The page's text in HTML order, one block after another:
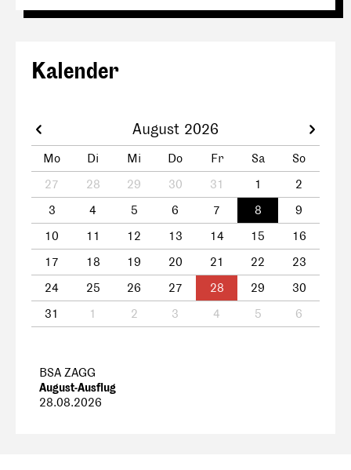
Kalender
August 2026
Mo Di Mi Do Fr Sa
So
27
28 29 30 31 1
2
3
4 5 6 7 8
9
10
11 12 13 14 15
16
17
18 19 20 21 22
23
24
25 26 27 28 29
30
31
1 2 3 4 5 6
BSA ZAGG
August-Ausflug
28.08.2026